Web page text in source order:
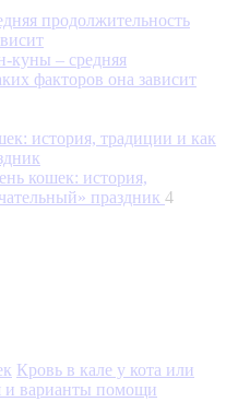
куны – средняя
факторов она зависит
кошек: история,
праздник 4
Кровь в кале у кота или
и варианты помощи